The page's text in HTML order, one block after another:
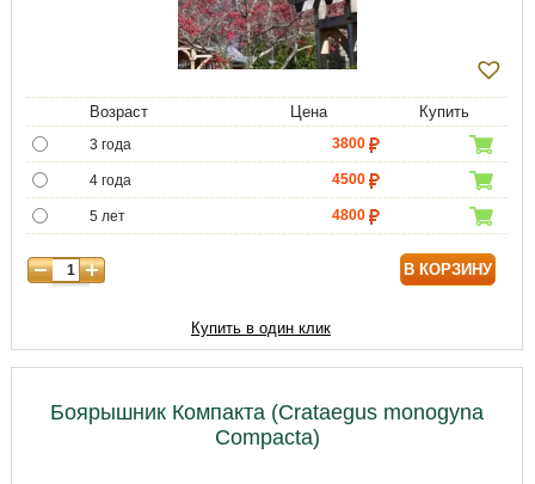
Возраст Цена Купить
3 года 3800
4 года 4500
5 лет 4800
7 лет
12000
В КОРЗИНУ
Купить в один клик
Боярышник Компакта (Crataegus monogyna
Compacta)